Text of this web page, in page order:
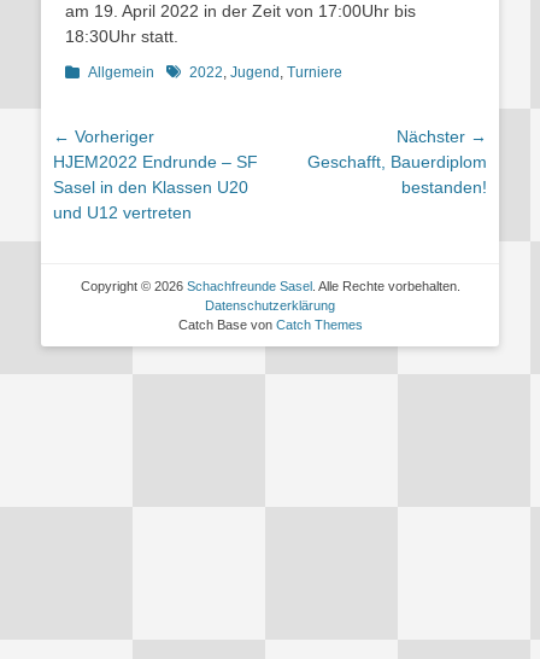
am 19. April 2022 in der Zeit von 17:00Uhr bis
18:30Uhr statt.
Kategorien
Allgemein Schlagworte
2022, Jugend , Turniere
Beitragsnavigation
← Vorheriger
Vorheriger
Beitrag:
HJEM2022 Endrunde – SF
Sasel in den Klassen U20
und U12 vertreten
Nächster →
NächsterGeschafft, Bauerdiplom
bestanden!
Copyright © 2026 Schachfreunde Sasel. Alle Rechte vorbehalten.
Datenschutzerklärung
Catch Base von Catch Themes